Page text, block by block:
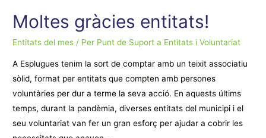
Nou
Esplugues
Moltes gràcies entitats!
Entitats del mes / Per Punt de Suport a Entitats i Voluntariat
A Esplugues tenim la sort de comptar amb un teixit associatiu
sòlid, format per entitats que compten amb persones
voluntàries per dur a terme la seva acció. En aquests últims
temps, durant la pandèmia, diverses entitats del municipi i el
seu voluntariat van fer un gran esforç per ajudar a cobrir les